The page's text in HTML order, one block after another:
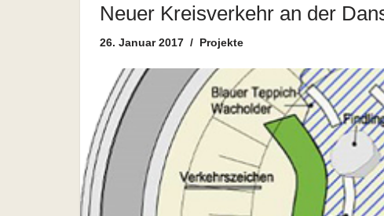
Neuer Kreisverkehr an der
26. Januar 2017 Projekte